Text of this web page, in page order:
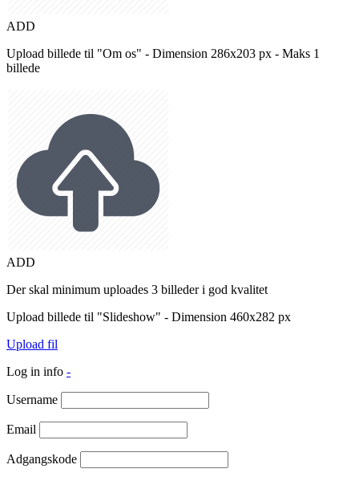
ADD
Upload billede til "Om os" - Dimension 286x203 px - Maks 1
billede
ADD
Der skal minimum uploades 3 billeder i god kvalitet
Upload billede til "Slideshow" - Dimension 460x282 px
Upload fil
Log in info -
Username
Email
Adgangskode